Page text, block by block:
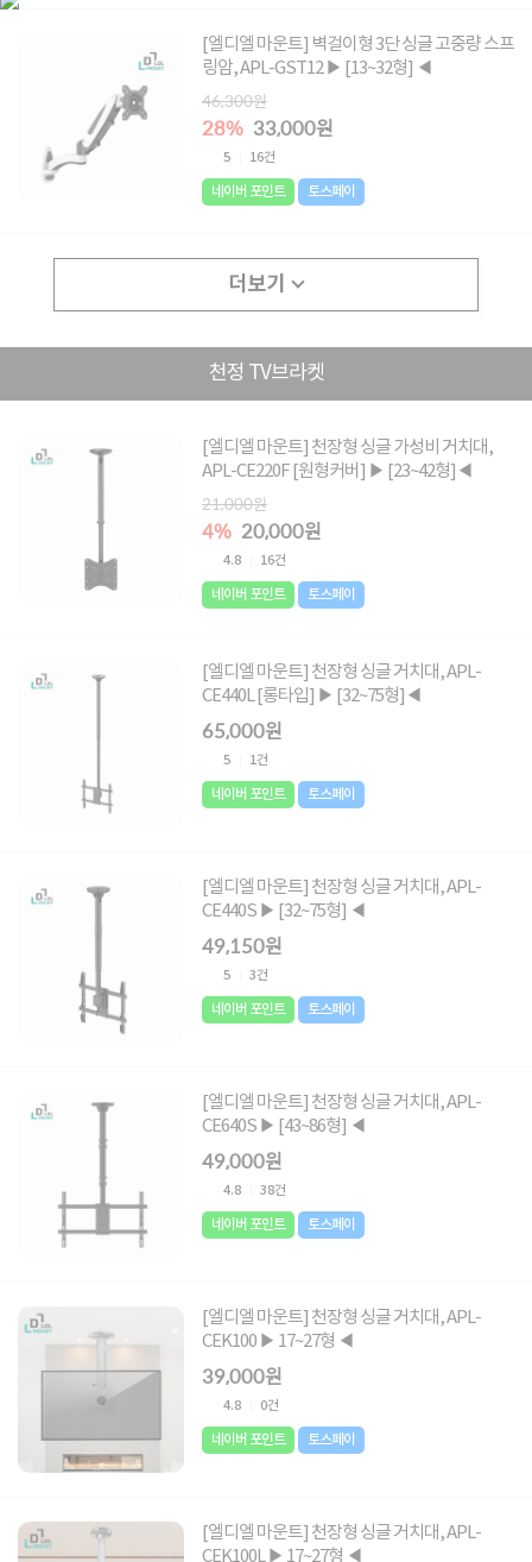
[엘디엘 마운트] 벽걸이형 3단 싱글 고중량 스프
링암, APL-GST12 ▶ [13~32형] ◀
46,300원
28% 33,000원
5 16건
네이버 포인트 토스페이
더보기
천정 TV브라켓
[엘디엘 마운트] 천장형 싱글 가성비 거치대,
APL-CE220F [원형커버] ▶ [23~42형]◀
21,000원
4% 20,000원
4.8 16건
네이버 포인트 토스페이
[엘디엘 마운트] 천장형 싱글 거치대, APL-
CE440L [롱타입] ▶ [32~75형]◀
65,000원
5 1건
네이버 포인트 토스페이
[엘디엘 마운트] 천장형 싱글 거치대, APL-
CE440S ▶ [32~75형] ◀
49,150원
5 3건
네이버 포인트 토스페이
[엘디엘 마운트] 천장형 싱글 거치대, APL-
CE640S ▶ [43~86형] ◀
49,000원
4.8 38건
네이버 포인트 토스페이
[엘디엘 마운트] 천장형 싱글 거치대, APL-
CEK100 ▶ 17~27형 ◀
39,000원
4.8 0건
네이버 포인트 토스페이
[엘디엘 마운트] 천장형 싱글 거치대, APL-
CEK100L ▶ 17~27형 ◀